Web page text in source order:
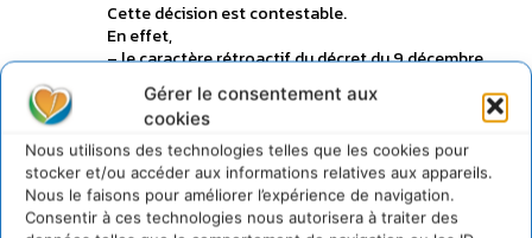
Gérer le consentement aux
cookies
Nous utilisons des technologies telles que les cookies pour
stocker et/ou accéder aux informations relatives aux appareils.
Nous le faisons pour améliorer l’expérience de navigation.
Consentir à ces technologies nous autorisera à traiter des
Cette décision est contestable.
En effet,
– le caractère rétroactif du décret du 9 décembre
2010 est contraire aux principes généraux du droit
– la décision de se fonder sur l’acceptation de la
proposition technique et financière, ultime étape
dans la procédure de signature du contrat d’achat,
comme date ouvrant droit à l’obligation d’achat de
l’électricité, est illégale.
Alors que la lutte contre le dérèglement climatique